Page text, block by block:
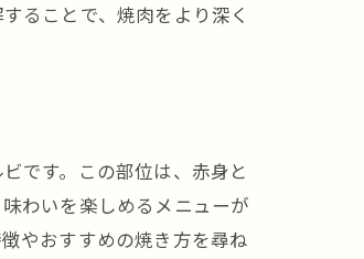
ることで、焼肉をより深く
です。この部位は、赤身と
わいを楽しめるメニューが
やおすすめの焼き方を尋ね